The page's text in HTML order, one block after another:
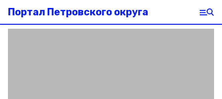
Портал Петровского округа